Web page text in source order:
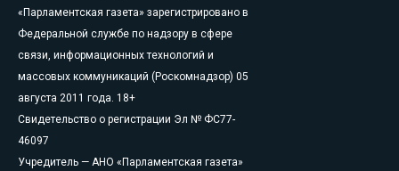
«Парламентская газета» зарегистрировано в
Федеральной службе по надзору в сфере
связи, информационных технологий и
массовых коммуникаций (Роскомнадзор) 05
августа 2011 года. 18+
Свидетельство о регистрации Эл № ФС77-
46097
Учредитель — АНО «Парламентская газета»